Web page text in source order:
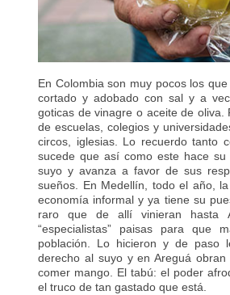
En Colombia son muy pocos los
cortado y adobado con sal y a
goticas de vinagre o aceite de
de escuelas, colegios y
circos, iglesias. Lo recuerdo tanto
sucede que así como este hace
suyo y avanza a favor de sus
sueños. En Medellín, todo el año,
economía informal y ya tiene su
raro que de allí vinieran hasta
“especialistas” paisas para que
población. Lo hicieron y de paso
derecho al suyo y en Areguá
comer mango. El tabú: el poder
el truco de tan gastado que está.